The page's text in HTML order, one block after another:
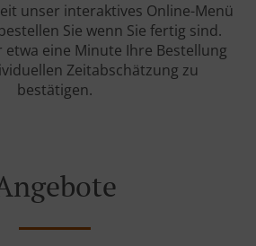
unser interaktives Online-Menü
Sie wenn Sie fertig sind.
eine Minute Ihre Bestellung
Zeitabschätzung zu
bestätigen.